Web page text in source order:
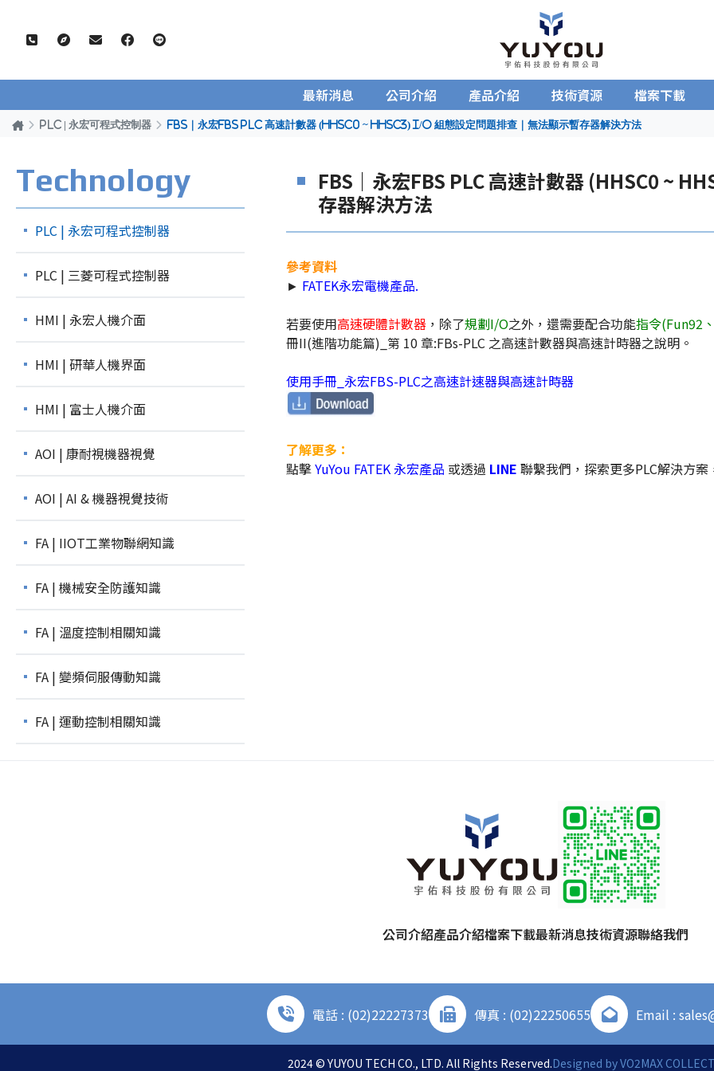
最新消息 公司介紹 產品介紹 技術資源 檔案下載
PLC | 永宏可程式控制器 FBS｜永宏FBS PLC 高速計數器 (HHSC0 ~ HHSC3) I/O 組態設定問題排查｜無法顯示暫存器解決方法
Technology
PLC | 永宏可程式控制器
PLC | 三菱可程式控制器
HMI | 永宏人機介面
HMI | 研華人機界面
HMI | 富士人機介面
AOI | 康耐視機器視覺
AOI | AI & 機器視覺技術
FA | IIOT工業物聯網知識
FA | 機械安全防護知識
FA | 溫度控制相關知識
FA | 變頻伺服傳動知識
FA | 運動控制相關知識
FBS｜永宏FBS PLC 高速計數器 (HHSC0 ~
存器解決方法
參考資料
► FATEK永宏電機產品.
若要使用高速硬體計數器 ，除了規劃I/O之外，還需要配合功能指令(Fun92
冊II(進階功能篇)_第 10 章:FBs-PLC 之高速計數器與高速計時器之說明。
使用手冊_永宏FBS-PLC之高速計速器與高速計時器
了解更多：
點擊YuYou FATEK 永宏產品 或透過 LINE 聯繫我們，探索更多PLC解決方案
公司介紹產品介紹檔案下載最新消息技術資源聯絡我們
電話 : (02)22227373 傳真 : (02)22250655 Email :
2024 © YUYOU TECH CO., LTD. All Rights Reserved.Designed byVO2MAX